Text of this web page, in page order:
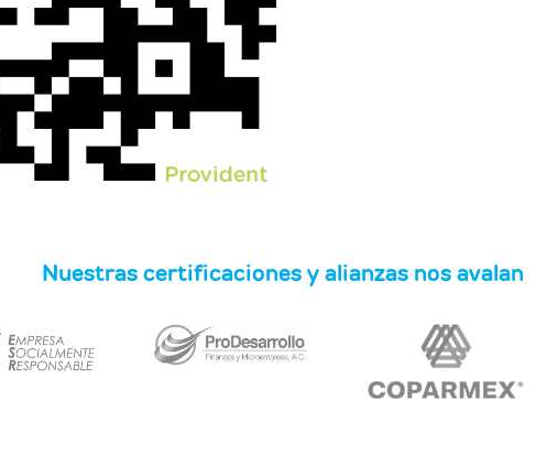
Nuestras certificaciones y alianzas nos avalan